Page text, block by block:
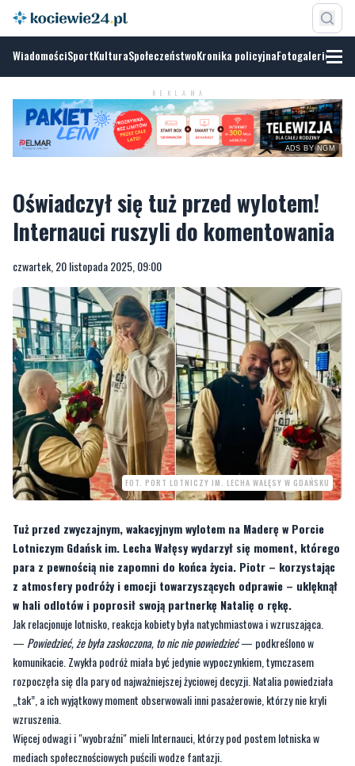
WiadomościSportKulturaSpołeczeństwoKronika policyjnaFotogalerie
REKLAMA
ADS BY NGM
Oświadczył się tuż przed wylotem!
Internauci ruszyli do komentowania
czwartek, 20 listopada 2025, 09:00
FOT. PORT LOTNICZY IM. LECHA WAŁĘSY W GDAŃSKU
Tuż przed zwyczajnym, wakacyjnym wylotem na Maderę w Porcie
Lotniczym Gdańsk im. Lecha Wałęsy wydarzył się moment, którego
para z pewnością nie zapomni do końca życia. Piotr – korzystając
z atmosfery podróży i emocji towarzyszących odprawie – uklęknął
w hali odlotów i poprosił swoją partnerkę Natalię o rękę.
Jak relacjonuje lotnisko, reakcja kobiety była natychmiastowa i wzruszająca.
— Powiedzieć, że była zaskoczona, to nic nie powiedzieć— podkreślono w
komunikacie. Zwykła podróż miała być jedynie wypoczynkiem, tymczasem
rozpoczęła się dla pary od najważniejszej życiowej decyzji. Natalia powiedziała
„tak”, a ich wyjątkowy moment obserwowali inni pasażerowie, którzy nie kryli
wzruszenia.
Więcej odwagi i "wyobraźni" mieli Internauci, którzy pod postem lotniska w
mediach społecznościowych puścili wodze fantazji.